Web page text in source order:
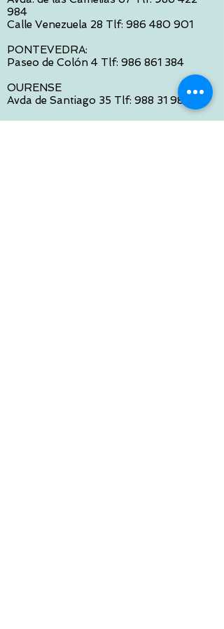
984
Calle Venezuela 28 Tlf: 986 480 901
PONTEVEDRA:
Paseo de Colón 4 Tlf: 986 861 384
OURENSE
Avda de Santiago 35 Tlf: 988 31 98 26